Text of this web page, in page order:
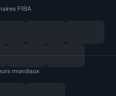
FIBA
mondiaux